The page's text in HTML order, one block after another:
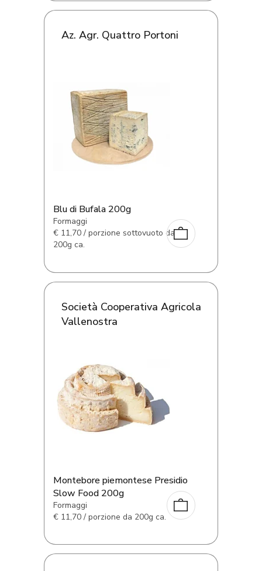
Az. Agr. Quattro Portoni
Blu di Bufala 200g
Formaggi
€ 11,70 / porzione sottovuoto da
200g ca.
Società Cooperativa Agricola
Vallenostra
Montebore piemontese Presidio
Slow Food 200g
Formaggi
€ 11,70 / porzione da 200g ca.